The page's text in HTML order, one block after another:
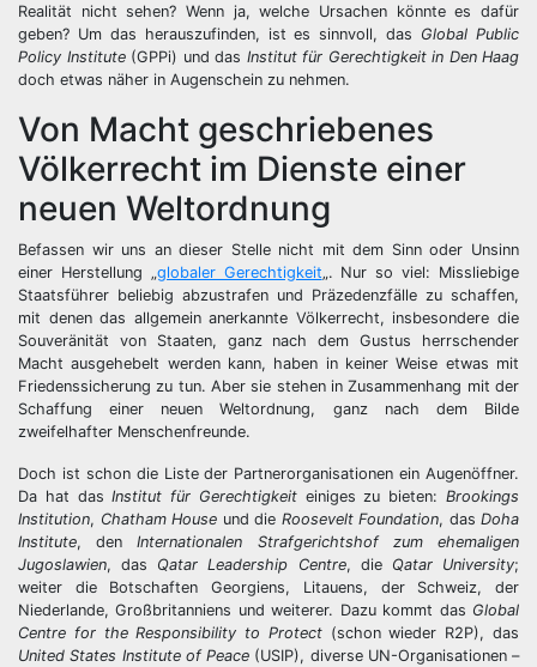
Realität nicht sehen? Wenn ja, welche Ursachen könnte es dafür
geben? Um das herauszufinden, ist es sinnvoll, das Global Public
Policy Institute(GPPi) und das Institut für Gerechtigkeit in Den Haag
doch etwas näher in Augenschein zu nehmen.
Von Macht geschriebenes
Völkerrecht im Dienste einer
neuen Weltordnung
Befassen wir uns an dieser Stelle nicht mit dem Sinn oder Unsinn
einer Herstellung „globaler Gerechtigkeit„. Nur so viel: Missliebige
Staatsführer beliebig abzustrafen und Präzedenzfälle zu schaffen,
mit denen das allgemein anerkannte Völkerrecht, insbesondere die
Souveränität von Staaten, ganz nach dem Gustus herrschender
Macht ausgehebelt werden kann, haben in keiner Weise etwas mit
Friedenssicherung zu tun. Aber sie stehen in Zusammenhang mit der
Schaffung einer neuen Weltordnung, ganz nach dem Bilde
zweifelhafter Menschenfreunde.
Doch ist schon die Liste der Partnerorganisationen ein Augenöffner.
Da hat dasInstitut für Gerechtigkeiteiniges zu bieten:Brookings
Institution, Chatham House und die Roosevelt Foundation, das Doha
Institute, denInternationalen Strafgerichtshof zum ehemaligen
Jugoslawien, das Qatar Leadership Centre, die Qatar University;
weiter die Botschaften Georgiens, Litauens, der Schweiz, der
Niederlande, Großbritanniens und weiterer. Dazu kommt das Global
Centre for the Responsibility to Protect(schon wieder R2P), das
United States Institute of Peace (USIP), diverse UN-Organisationen –